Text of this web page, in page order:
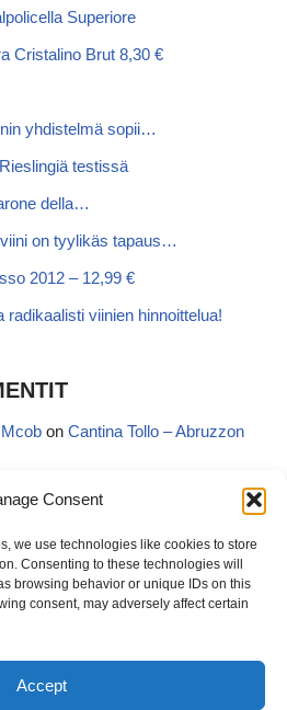
Consent
we use technologies like cookies to store
Consenting to these technologies will
browsing behavior or unique IDs on this
consent, may adversely affect certain
Accept
Superiore
Cristalino Brut 8,30 €
yhdistelmä sopii…
testissä
della…
on tyylikäs tapaus…
2012 – 12,99 €
viinien hinnoittelua!
on Cantina Tollo – Abruzzon
onCantina Tollo – Abruzzon viinien
– Ortega Ezquerro Vino de
14,88 €)
– Ortega Ezquerro Vino de
Kyläviini Riojasta – Ortega Ezquerro